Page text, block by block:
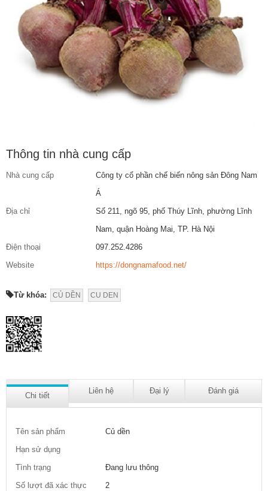
Thông tin nhà cung cấp
Nhà cung cấp
Công ty cổ phần chế biến nông sản Đông Nam
Á
Địa chỉ
Số 211, ngõ 95, phố Thúy Lĩnh, phường Lĩnh
Nam, quận Hoàng Mai, TP. Hà Nội
Điện thoại
097.252.4286
Website
https://dongnamafood.net/
Từ khóa: CỦ DỀN CU DEN
Chi tiết
Liên hệ Đại lý Đánh giá
Tên sản phẩm
Củ dền
Hạn sử dụng
Tình trạng
Đang lưu thông
Số lượt đã xác thực
2